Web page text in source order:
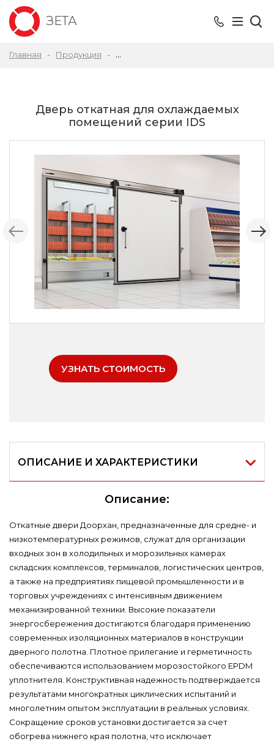
ЗЕТА
Главная Продукция Двери для охлаждаемых помещений
Дверь откатная для охлаждаемых
помещений серии IDS
УЗНАТЬ СТОИМОСТЬ
ОПИСАНИЕ И ХАРАКТЕРИСТИКИ
Описание:
Откатные двери Доорхан, предназначенные для средне- и
низкотемпературных режимов, служат для организации
входных зон в холодильных и морозильных камерах
складских комплексов, терминалов, логистических центров,
а также на предприятиях пищевой промышленности и в
торговых учреждениях с интенсивным движением
механизированной техники. Высокие показатели
энергосбережения достигаются благодаря применению
современных изоляционных материалов в конструкции
дверного полотна. Плотное прилегание и герметичность
обеспечиваются использованием морозостойкого EPDM
уплотнителя. Конструктивная надежность подтверждается
результатами многократных циклических испытаний и
многолетним опытом эксплуатации в реальных условиях.
Сокращение сроков установки достигается за счет
обогрева нижнего края полотна, что исключает